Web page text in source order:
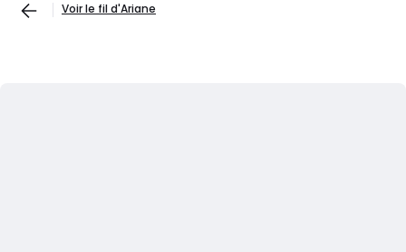
Voir le fil d'Ariane